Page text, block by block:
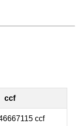
ccf
ccf